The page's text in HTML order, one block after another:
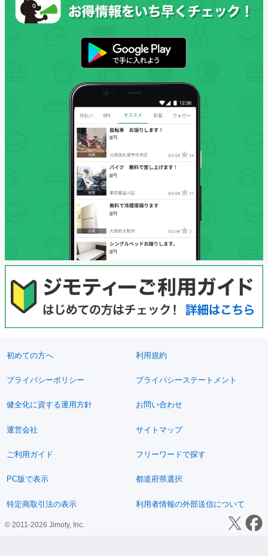
初めての方へ 利用規約
プライバシーポリシー プライバシーステートメント
健全化に資する運用方針 お問い合わせ
運営会社 サイトマップ
ご利用ガイド フリーワードで探す
PC版で表示 都道府県選択
特定商取引法の表示 利用者情報の外部送信について
© 2011-2026 Jimoty, Inc.